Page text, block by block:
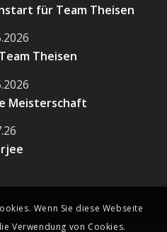
für Team Theisen
Theisen
Meisterschaft
Wenn Sie diese Webseite
Verwendung von Cookies.